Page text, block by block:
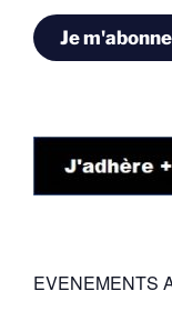
Je
EVENEMENTS